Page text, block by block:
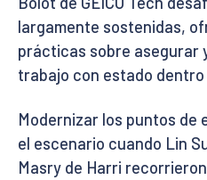
largamente sostenidas,
prácticas sobre asegurar
trabajo con estado dentro
Modernizar los puntos
el escenario cuando Lin
Masry de Harri recorrieron